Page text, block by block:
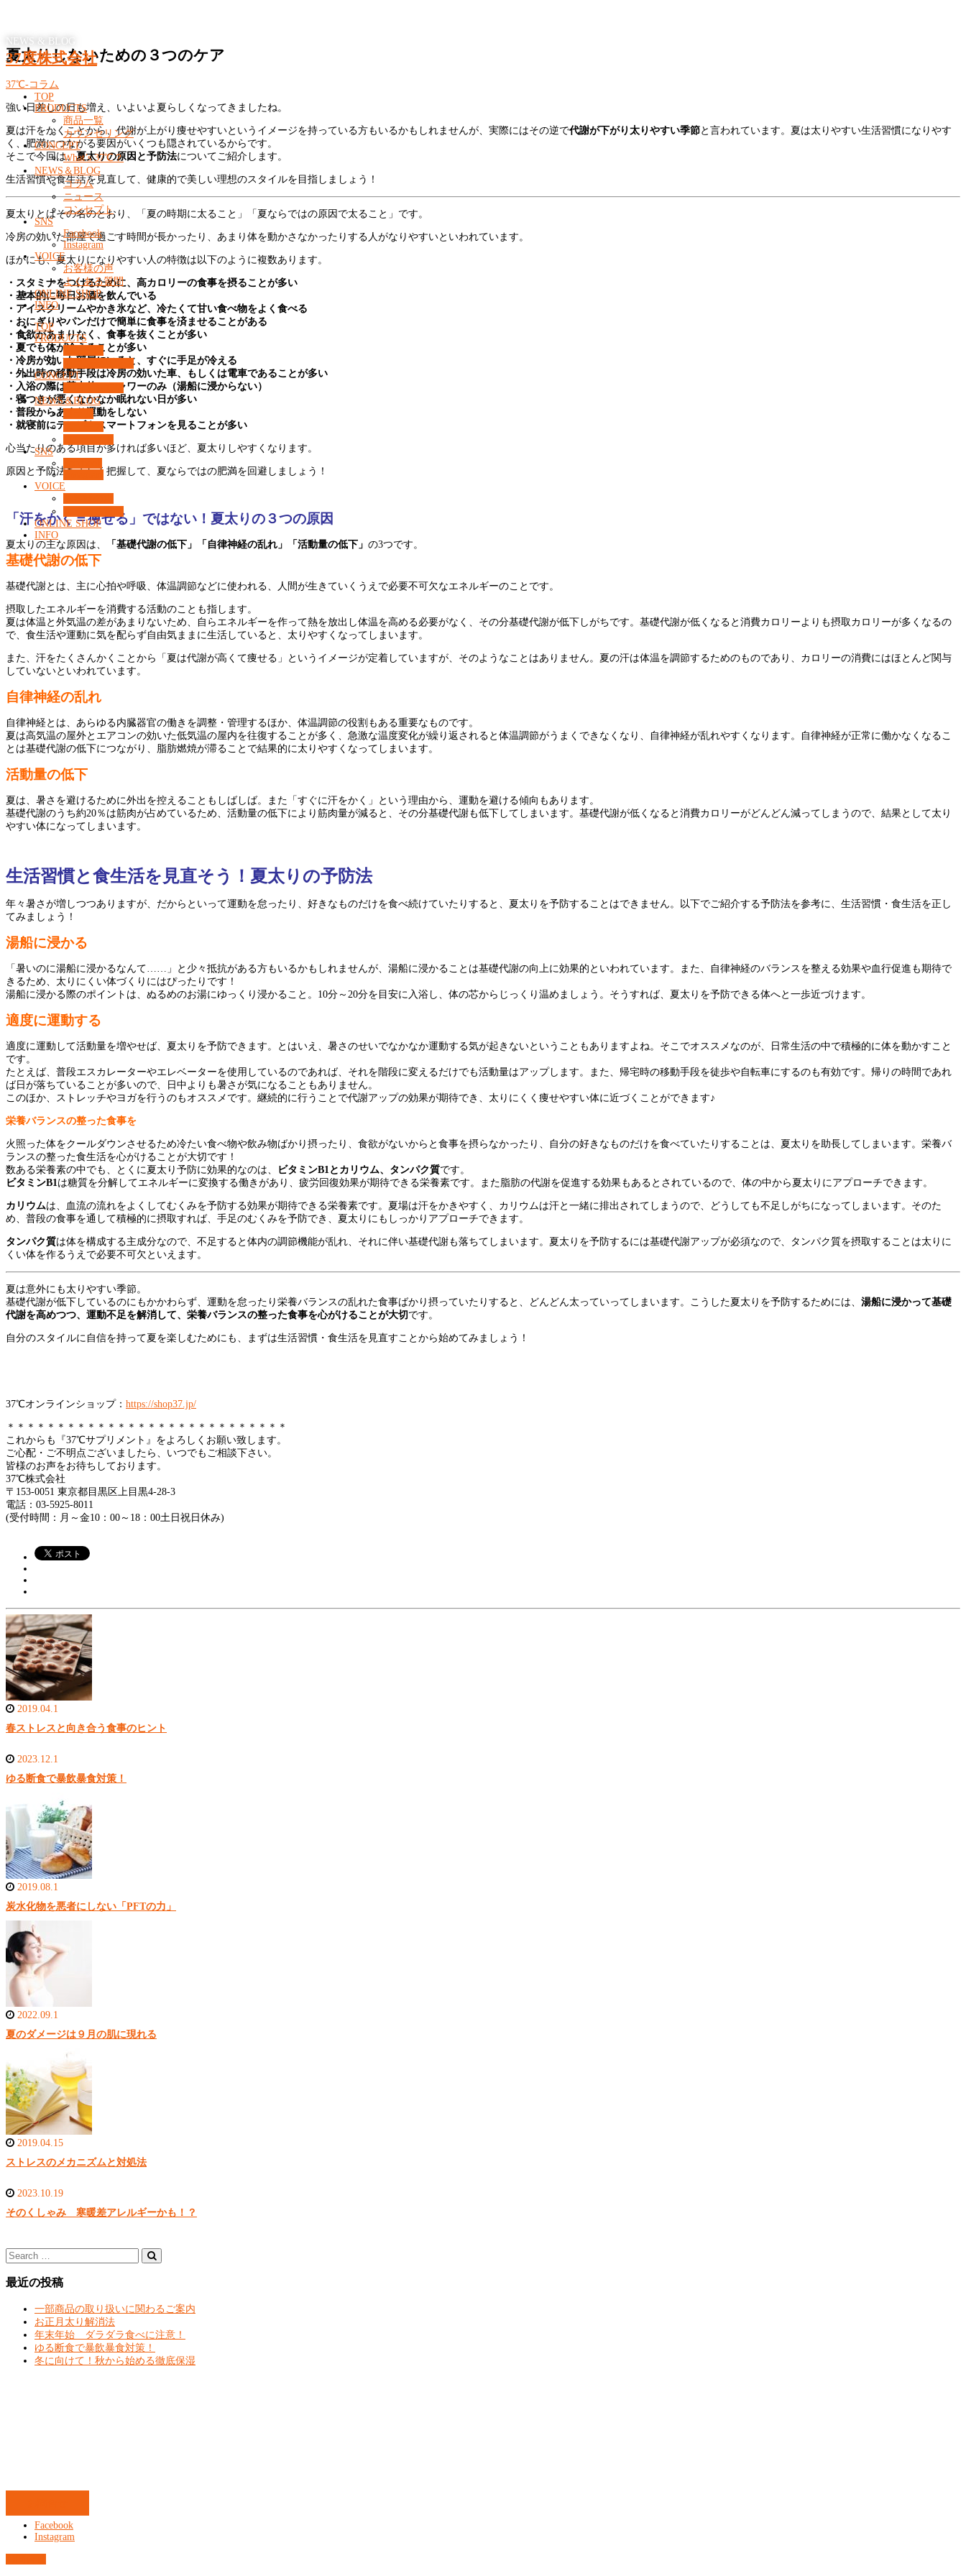
37度株式会社
TOP
PRODUCTS
商品一覧
カウンセリング
CONCEPT
What’s 37℃？
NEWS＆BLOG
コラム
ニュース
コンセプト
SNS
Facebook
Instagram
VOICE
お客様の声
よくある質問
ONLINE SHOP
INFO
TOP
PRODUCTS
CONCEPT
NEWS＆BLOG
SNS
VOICE
ONLINE SHOP
INFO
NEWS & BLOG
夏太りしないための３つのケア
37℃-コラム
強い日差しの日も増え、いよいよ夏らしくなってきましたね。
夏は汗をかくことから、代謝が上がり痩せやすいというイメージを持っている方もいるかもしれませんが、実際にはその逆で代謝が下がり太りやすい季節と言われています。夏は太りやすい生活習慣になりやす
く、肥満につながる要因がいくつも隠されているからです。
そこで今回は、夏太りの原因と予防法についてご紹介します。
生活習慣や食生活を見直して、健康的で美しい理想のスタイルを目指しましょう！
夏太りとはその名のとおり、「夏の時期に太ること」「夏ならではの原因で太ること」です。
冷房の効いた部屋で過ごす時間が長かったり、あまり体を動かさなかったりする人がなりやすいといわれています。
ほかにも、夏太りになりやすい人の特徴は以下のように複数あります。
・スタミナをつけるために、高カロリーの食事を摂ることが多い
・基本的に毎日お酒を飲んでいる
・アイスクリームやかき氷など、冷たくて甘い食べ物をよく食べる
・おにぎりやパンだけで簡単に食事を済ませることがある
・食欲があまりなく、食事を抜くことが多い
・夏でも体が冷えることが多い
・冷房が効いた部屋にいると、すぐに手足が冷える
・外出時の移動手段は冷房の効いた車、もしくは電車であることが多い
・入浴の際は基本的にシャワーのみ（湯船に浸からない）
・寝つきが悪くなかなか眠れない日が多い
・普段からあまり運動をしない
・就寝前にテレビやスマートフォンを見ることが多い
心当たりのある項目が多ければ多いほど、夏太りしやすくなります。
原因と予防法を正しく把握して、夏ならではの肥満を回避しましょう！
「汗をかく＝痩せる」ではない！夏太りの３つの原因
夏太りの主な原因は、 「基礎代謝の低下」「自律神経の乱れ」「活動量の低下」 の3つです。
基礎代謝の低下
基礎代謝とは、主に心拍や呼吸、体温調節などに使われる、人間が生きていくうえで必要不可欠なエネルギーのことです。
摂取したエネルギーを消費する活動のことも指します。
夏は体温と外気温の差があまりないため、自らエネルギーを作って熱を放出し体温を高める必要がなく、その分基礎代謝が低下しがちです。基礎代謝が低くなると消費カロリーよりも摂取カロリーが多くなるの
で、食生活や運動に気を配らず自由気ままに生活していると、太りやすくなってしまいます。
また、汗をたくさんかくことから「夏は代謝が高くて痩せる」というイメージが定着していますが、そのようなことはありません。夏の汗は体温を調節するためのものであり、カロリーの消費にはほとんど関与
していないといわれています。
自律神経の乱れ
自律神経とは、あらゆる内臓器官の働きを調整・管理するほか、体温調節の役割もある重要なものです。
夏は高気温の屋外とエアコンの効いた低気温の屋内を往復することが多く、急激な温度変化が繰り返されると体温調節がうまくできなくなり、自律神経が乱れやすくなります。自律神経が正常に働かなくなるこ
とは基礎代謝の低下につながり、脂肪燃焼が滞ることで結果的に太りやすくなってしまいます。
活動量の低下
夏は、暑さを避けるために外出を控えることもしばしば。また「すぐに汗をかく」という理由から、運動を避ける傾向もあります。
基礎代謝のうち約20％は筋肉が占めているため、活動量の低下により筋肉量が減ると、その分基礎代謝も低下してしまいます。基礎代謝が低くなると消費カロリーがどんどん減ってしまうので、結果として太り
やすい体になってしまいます。
生活習慣と食生活を見直そう！夏太りの予防法
年々暑さが増しつつありますが、だからといって運動を怠ったり、好きなものだけを食べ続けていたりすると、夏太りを予防することはできません。以下でご紹介する予防法を参考に、生活習慣・食生活を正し
てみましょう！
湯船に浸かる
「暑いのに湯船に浸かるなんて……」と少々抵抗がある方もいるかもしれませんが、湯船に浸かることは基礎代謝の向上に効果的といわれています。また、自律神経のバランスを整える効果や血行促進も期待で
きるため、太りにくい体づくりにはぴったりです！
湯船に浸かる際のポイントは、ぬるめのお湯にゆっくり浸かること。10分～20分を目安に入浴し、体の芯からじっくり温めましょう。そうすれば、夏太りを予防できる体へと一歩近づけます。
適度に運動する
適度に運動して活動量を増やせば、夏太りを予防できます。とはいえ、暑さのせいでなかなか運動する気が起きないということもありますよね。そこでオススメなのが、日常生活の中で積極的に体を動かすこと
です。
たとえば、普段エスカレーターやエレベーターを使用しているのであれば、それを階段に変えるだけでも活動量はアップします。また、帰宅時の移動手段を徒歩や自転車にするのも有効です。帰りの時間であれ
ば日が落ちていることが多いので、日中よりも暑さが気になることもありません。
このほか、ストレッチやヨガを行うのもオススメです。継続的に行うことで代謝アップの効果が期待でき、太りにくく痩せやすい体に近づくことができます♪
栄養バランスの整った食事を
火照った体をクールダウンさせるため冷たい食べ物や飲み物ばかり摂ったり、食欲がないからと食事を摂らなかったり、自分の好きなものだけを食べていたりすることは、夏太りを助長してしまいます。栄養バ
ランスの整った食生活を心がけることが大切です！
数ある栄養素の中でも、とくに夏太り予防に効果的なのは、
ビタミンB1とカリウム、タンパク質です。
ビタミンB1 は糖質を分解してエネルギーに変換する働きがあり、疲労回復効果が期待できる栄養素です。また脂肪の代謝を促進する効果もあるとされているので、体の中から夏太りにアプローチできます。
カリウムは、血流の流れをよくしてむくみを予防する効果が期待できる栄養素です。夏場は汗をかきやすく、カリウムは汗と一緒に排出されてしまうので、どうしても不足しがちになってしまいます。そのた
め、普段の食事を通して積極的に摂取すれば、手足のむくみを予防でき、夏太りにもしっかりアプローチできます。
タンパク質は体を構成する主成分なので、不足すると体内の調節機能が乱れ、それに伴い基礎代謝も落ちてしまいます。夏太りを予防するには基礎代謝アップが必須なので、タンパク質を摂取することは太りに
くい体を作るうえで必要不可欠といえます。
夏は意外にも太りやすい季節。
基礎代謝が低下しているのにもかかわらず、運動を怠ったり栄養バランスの乱れた食事ばかり摂っていたりすると、どんどん太っていってしまいます。こうした夏太りを予防するためには、 湯船に浸かって基礎
代謝を高めつつ、運動不足を解消して、栄養バランスの整った食事を心がけることが大切 です。
自分のスタイルに自信を持って夏を楽しむためにも、まずは生活習慣・食生活を見直すことから始めてみましょう！
37℃オンラインショップ： https://shop37.jp/
＊＊＊＊＊＊＊＊＊＊＊＊＊＊＊＊＊＊＊＊＊＊＊＊＊＊＊＊
これからも『37℃サプリメント』をよろしくお願い致します。
ご心配・ご不明点ございましたら、いつでもご相談下さい。
皆様のお声をお待ちしております。
37℃株式会社
〒153-0051 東京都目黒区上目黒4-28-3
電話：03-5925-8011
(受付時間：月～金10：00～18：00土日祝日休み)
2019.04.1
春ストレスと向き合う食事のヒント
2023.12.1
ゆる断食で暴飲暴食対策！
2019.08.1
炭水化物を悪者にしない「PFTの力」
2022.09.1
夏のダメージは９月の肌に現れる
2019.04.15
ストレスのメカニズムと対処法
2023.10.19
そのくしゃみ 寒暖差アレルギーかも！？
最近の投稿
一部商品の取り扱いに関わるご案内
お正月太り解消法
年末年始 ダラダラ食べに注意！
ゆる断食で暴飲暴食対策！
冬に向けて！秋から始める徹底保湿
Facebook
Instagram